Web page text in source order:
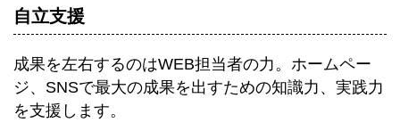
自立支援
成果を左右するのはWEB担当者の力。ホームペー
ジ、SNSで最大の成果を出すための知識力、実践力
を支援します。